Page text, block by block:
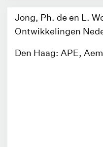
Jong, Ph. de en L.
Ontwikkelingen
Den Haag: APE,